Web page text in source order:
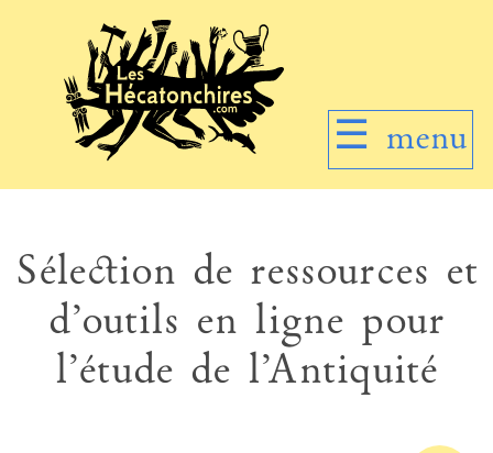
☰ menu
Sélection de ressources et
d’outils en ligne pour
l’étude de l’Antiquité